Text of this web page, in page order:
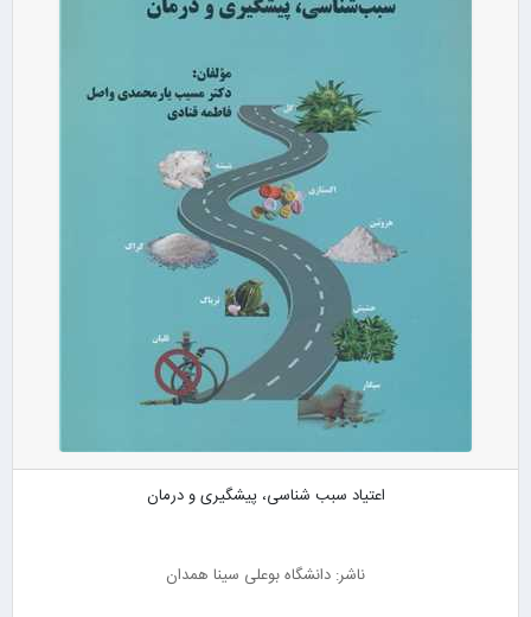
اعتیاد سبب شناسی، پیشگیری و درمان
ناشر: دانشگاه بوعلی سینا همدان